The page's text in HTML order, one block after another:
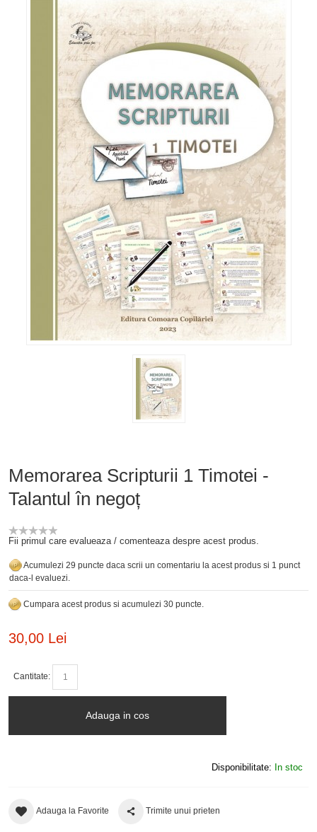
Memorarea Scripturii 1 Timotei -
Talantul în negoț
Fii primul care evalueaza / comenteaza despre acest produs.
Acumulezi 29 puncte daca scrii un comentariu la acest produs si 1 punct
daca-l evaluezi.
Cumpara acest produs si acumulezi 30 puncte.
30,00 Lei
Cantitate:
Adauga in cos
Disponibilitate: In stoc
Adauga la Favorite Trimite unui prieten